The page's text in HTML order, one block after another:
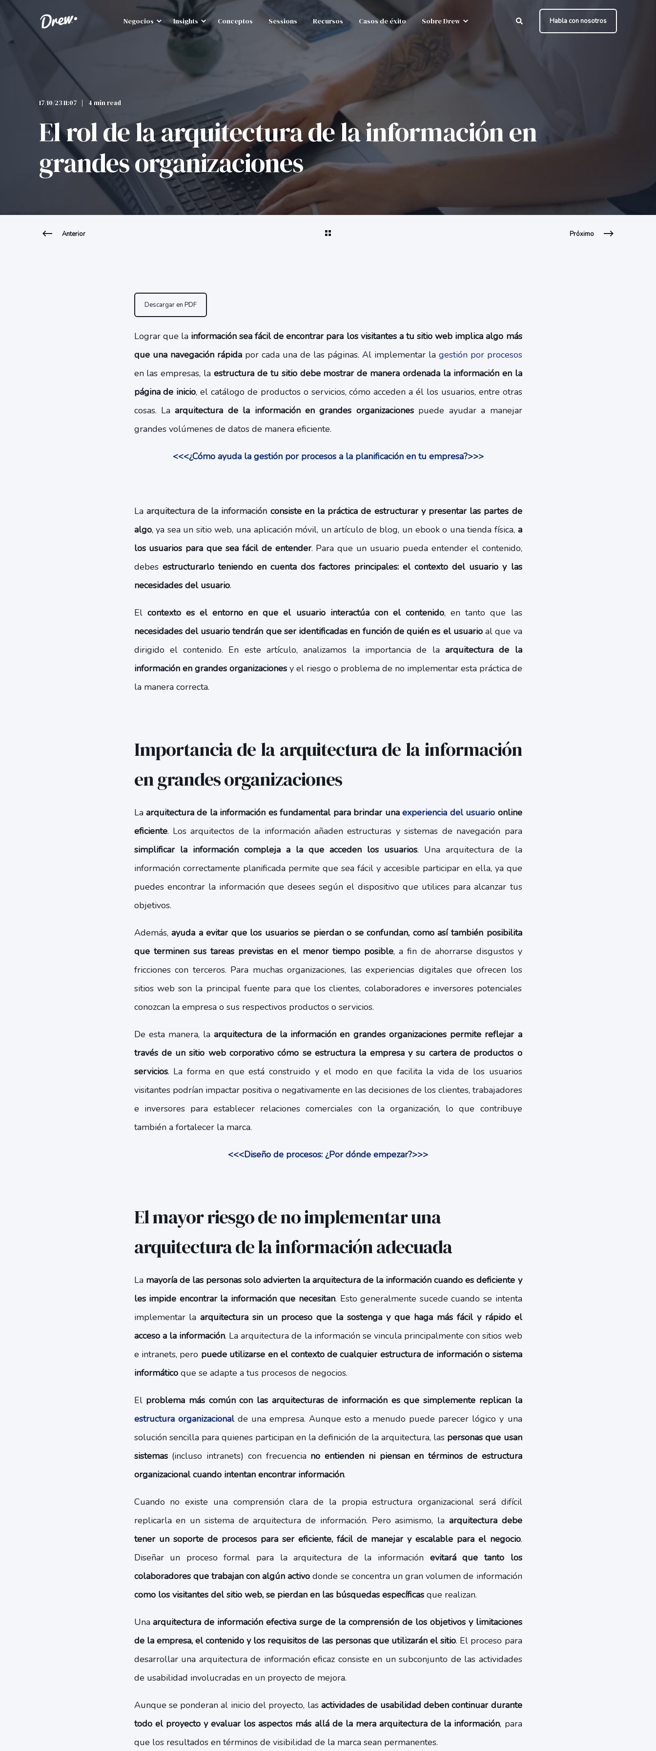
Negocios Insights Conceptos Sessions Recursos Casos de éxito Sobre Drew Habla con nosotros
17/10/23 11:07 4 min read
El rol de la arquitectura de la información en
grandes organizaciones
Anterior Próximo
Descargar en PDF
Lograr que la información sea fácil de encontrar para los visitantes a tu sitio web implica algo más
que una navegación rápidapor cada una de las páginas. Al implementar la gestión por procesos
en las empresas, la estructura de tu sitio debe mostrar de manera ordenada la información en la
página de inicio, el catálogo de productos o servicios, cómo acceden a él los usuarios, entre otras
cosas. Laarquitectura de la información en grandes organizacionespuede ayudar a manejar
grandes volúmenes de datos de manera eficiente.
<<<¿Cómo ayuda la gestión por procesos a la planificación en tu empresa?>>>
La arquitectura de la información consiste en la práctica de estructurar y presentar las partes de
algo, ya sea un sitio web, una aplicación móvil, un artículo de blog, un ebook o una tienda física, a
los usuarios para que sea fácil de entender. Para que un usuario pueda entender el contenido,
debes estructurarlo teniendo en cuenta dos factores principales: el contexto del usuario y las
necesidades del usuario.
El contexto es el entorno en que el usuario interactúa con el contenido, en tanto que las
necesidades del usuario tendrán que ser identificadas en función de quién es el usuarioal que va
dirigido el contenido. En este artículo, analizamos la importancia de la arquitectura de la
información en grandes organizaciones y el riesgo o problema de no implementar esta práctica de
la manera correcta.
Importancia de la arquitectura de la información
en grandes organizaciones
La arquitectura de la información es fundamental para brindar unaexperiencia del usuario online
eficiente. Los arquitectos de la información añaden estructuras y sistemas de navegación para
simplificar la información compleja a la que acceden los usuarios. Una arquitectura de la
información correctamente planificada permite que sea fácil y accesible participar en ella, ya que
puedes encontrar la información que desees según el dispositivo que utilices para alcanzar tus
objetivos.
Además,ayuda a evitar que los usuarios se pierdan o se confundan, como así también posibilita
que terminen sus tareas previstas en el menor tiempo posible, a fin de ahorrarse disgustos y
fricciones con terceros. Para muchas organizaciones, las experiencias digitales que ofrecen los
sitios web son la principal fuente para que los clientes, colaboradores e inversores potenciales
conozcan la empresa o sus respectivos productos o servicios.
De esta manera, laarquitectura de la información en grandes organizaciones permite reflejar a
través de un sitio web corporativo cómo se estructura la empresa y su cartera de productos o
servicios. La forma en que está construido y el modo en que facilita la vida de los usuarios
visitantes podrían impactar positiva o negativamente en las decisiones de los clientes, trabajadores
e inversores para establecer relaciones comerciales con la organización, lo que contribuye
también a fortalecer la marca.
<<<Diseño de procesos: ¿Por dónde empezar?>>>
El mayor riesgo de no implementar una
arquitectura de la información adecuada
La mayoría de las personas solo advierten la arquitectura de la información cuando es deficiente y
les impide encontrar la información que necesitan. Esto generalmente sucede cuando se intenta
implementar laarquitectura sin un proceso que la sostenga y que haga más fácil y rápido el
acceso a la información. La arquitectura de la información se vincula principalmente con sitios web
e intranets, pero puede utilizarse en el contexto de cualquier estructura de información o sistema
informático que se adapte a tus procesos de negocios.
El problema más común con las arquitecturas de información es que simplemente replican la
estructura organizacional de una empresa. Aunque esto a menudo puede parecer lógico y una
solución sencilla para quienes participan en la definición de la arquitectura, las personas que usan
sistemas(incluso intranets) con frecuencia no entienden ni piensan en términos de estructura
organizacional cuando intentan encontrar información.
Cuando no existe una comprensión clara de la propia estructura organizacional será difícil
replicarla en un sistema de arquitectura de información. Pero asimismo, la arquitectura debe
tener un soporte de procesos para ser eficiente, fácil de manejar y escalable para el negocio.
Diseñar un proceso formal para la arquitectura de la información evitará que tanto los
colaboradores que trabajan con algún activo donde se concentra un gran volumen de información
como los visitantes del sitio web, se pierdan en las búsquedas específicasque realizan.
Unaarquitectura de información efectiva surge de la comprensión de los objetivos y limitaciones
de la empresa, el contenido y los requisitos de las personas que utilizarán el sitio. El proceso para
desarrollar una arquitectura de información eficaz consiste en un subconjunto de las actividades
de usabilidad involucradas en un proyecto de mejora.
Aunque se ponderan al inicio del proyecto, las actividades de usabilidad deben continuar durante
todo el proyecto y evaluar los aspectos más allá de la mera arquitectura de la información, para
que los resultados en términos de visibilidad de la marca sean permanentes.